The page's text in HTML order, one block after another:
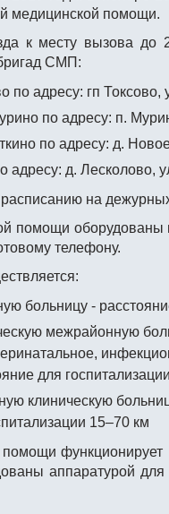
медицинской помощи.
к месту вызова до
СМП:
по адресу: гп
по адресу: п.
по адресу: д.
д. Лесколово,
на
помощи
телефону.
больницу -
межрайонную
для
клиническую
15–70 км
аппаратурой